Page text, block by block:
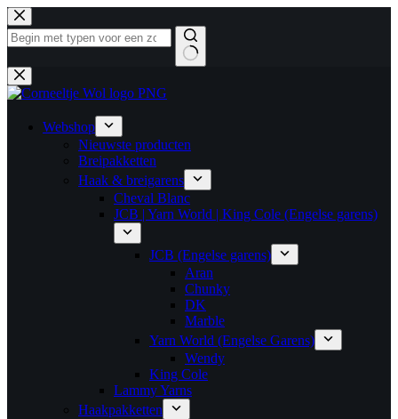
Ga
naar
de
Geen
resultaten
Webshop
Nieuwste producten
Breipakketten
Haak & breigarens
Cheval Blanc
JCB | Yarn World | King Cole (Engelse garens)
JCB (Engelse garens)
Aran
Chunky
DK
Marble
Yarn World (Engelse Garens)
Wendy
King Cole
Lammy Yarns
Haakpakketten